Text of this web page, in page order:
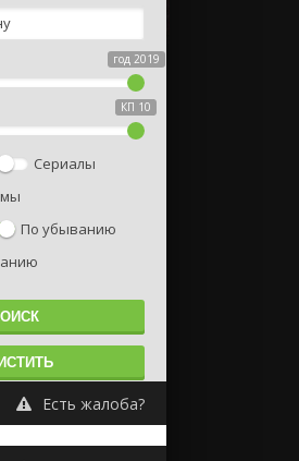
год 2019
КП 10
Сериалы
По убыванию
Есть жалоба?